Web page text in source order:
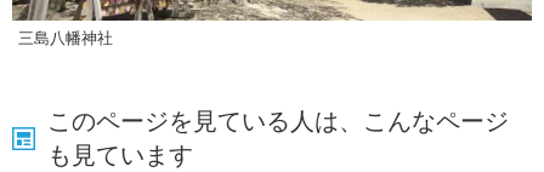
三島八幡神社
このページを見ている人は、こんなページ
も見ています